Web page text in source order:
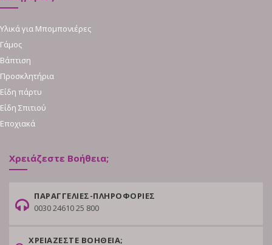
Υλικά για Μπομπονιέρες
Γάμος
Βάπτιση
Προσκλητήρια
Είδη πάρτυ
Είδη Σπιτιού
Εποχιακά
Χρειάζεστε Βοήθεια;
ΠΑΡΑΓΓΕΛΙΕΣ-ΠΛΗΡΟΦΟΡΙΕΣ
0030 24610 25 800
ΧΡΕΙΑΖΕΣΤΕ ΒΟΗΘΕΙΑ;